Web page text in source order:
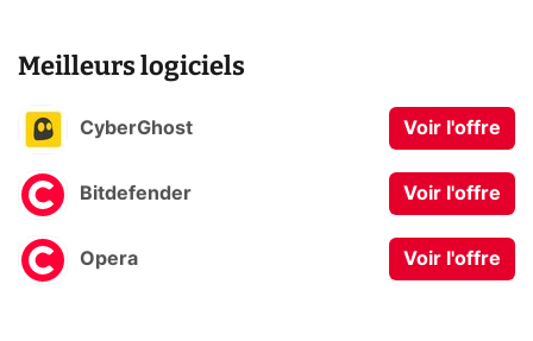
Meilleurs logiciels
CyberGhost Voir l'offre
Bitdefender Voir l'offre
Opera Voir l'offre